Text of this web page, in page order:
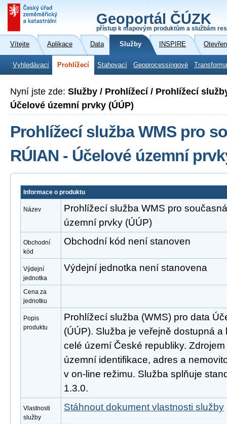
Geoportál ČÚZK
přístup k mapovým produktům a službám
Vítejte Aplikace Data Služby INSPIRE
Vyhledávací Prohlížecí Stahovací Geoprocessingové
Nyní jste zde: Služby / Prohlížecí / Prohlížecí
Účelové územní prvky (ÚÚP)
Prohlížecí služba WMS pro
RÚIAN - Účelové územní
Informace o produktu
Název
Prohlížecí služba WMS pro
územní prvky (ÚÚP)
Obchodní
kód
Obchodní kód není stanoven
Výdejní
jednotka
Výdejní jednotka není stanovena
Cena za
jednotku
Popis
produktu
Prohlížecí služba (WMS) pro data
(ÚÚP). Služba je veřejně dostupná
celé území České republiky.
územní identifikace, adres a
v on-line režimu. Služba splňuje
1.3.0.
Vlastnosti
služby
Stáhnout dokument vlastnosti služby